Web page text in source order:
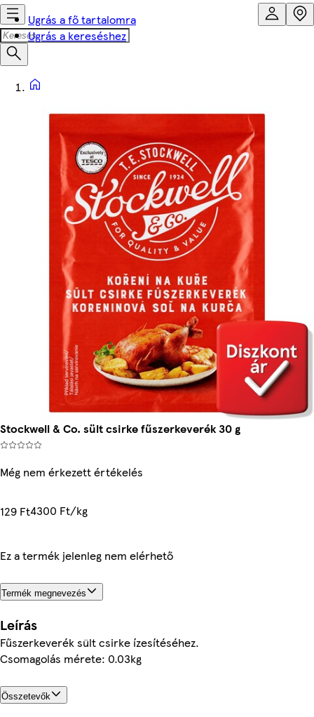
Ugrás a fő tartalomra
Ugrás a kereséshez
Stockwell & Co. sült csirke fűszerkeverék 30 g
Még nem érkezett értékelés
129 Ft4300 Ft/kg
Ez a termék jelenleg nem elérhető
Termék megnevezés
Leírás
Fűszerkeverék sült csirke ízesítéséhez.
Csomagolás mérete: 0.03kg
Összetevők